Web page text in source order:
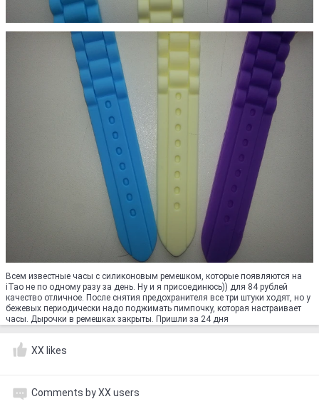
Всем известные часы с силиконовым ремешком, которые появляются на
iTao не по одному разу за день. Ну и я присоединюсь)) для 84 рублей
качество отличное. После снятия предохранителя все три штуки ходят, но у
бежевых периодически надо поджимать пимпочку, которая настраивает
часы. Дырочки в ремешках закрыты. Пришли за 24 дня
XX likes
Comments by XX users